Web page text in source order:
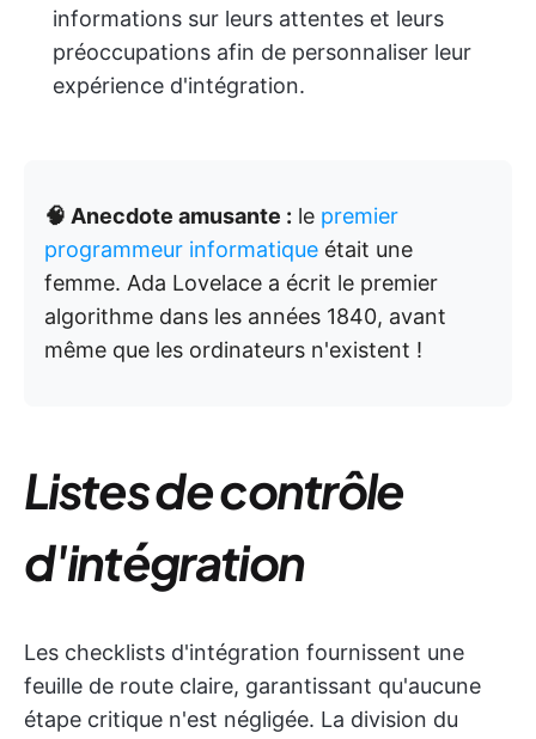
informations sur leurs attentes et leurs
préoccupations afin de personnaliser leur
expérience d'intégration.
🧠 Anecdote amusante : le premier
programmeur informatique était une
femme. Ada Lovelace a écrit le premier
algorithme dans les années 1840, avant
même que les ordinateurs n'existent !
Listes de contrôle
d'intégration
Les checklists d'intégration fournissent une
feuille de route claire, garantissant qu'aucune
étape critique n'est négligée. La division du